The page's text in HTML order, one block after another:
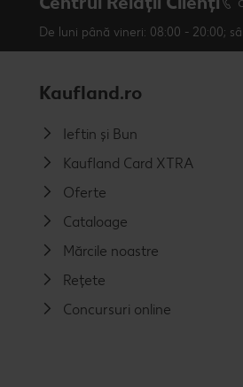
De luni până vineri: 08:00 - 20:00;
Kaufland.ro
Ieftin și Bun
Kaufland Card XTRA
Oferte
Cataloage
Mărcile noastre
Rețete
Concursuri online